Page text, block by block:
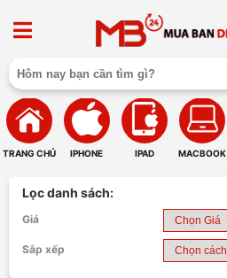
TRANG CHỦ IPHONE IPAD MACBOOK
Lọc danh sách:
Giá
Sắp xếp